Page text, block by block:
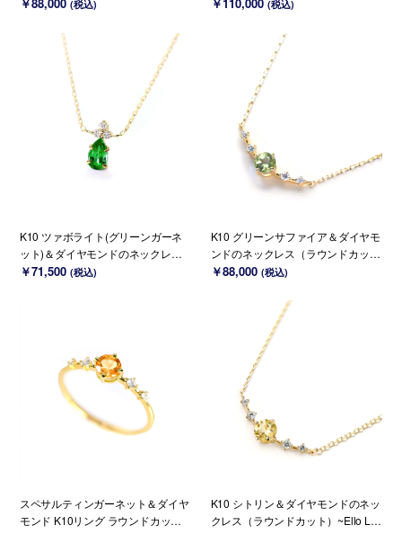
￥88,000 (税込) ￥110,000 (税込)
K10 ツァボライト(グリーンガーネ
ット)＆ダイヤモンドのネックレス ~
Ello Lilas~ 1月誕生石(K18 変更可能)
￥71,500 (税込)
K10 グリーンサファイア＆ダイヤモ
ンドのネックレス（ラウンドカッ
ト）~Ello Lily~ 9月誕生石(K18 変更
￥88,000 (税込)
スペサルティンガーネット＆ダイヤ
モンド K10リング ラウンドカット ~
K10 シトリン＆ダイヤモンドのネッ
クレス（ラウンドカット）~Ello Lily